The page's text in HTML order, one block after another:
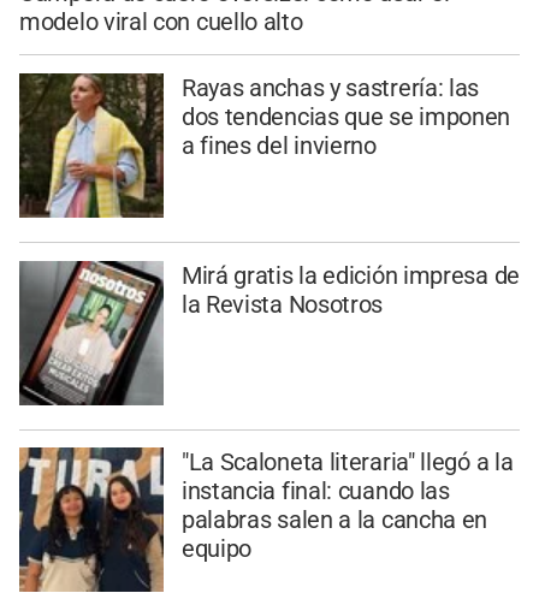
modelo viral con cuello alto
Rayas anchas y sastrería: las
dos tendencias que se imponen
a fines del invierno
Mirá gratis la edición impresa de
la Revista Nosotros
"La Scaloneta literaria" llegó a la
instancia final: cuando las
palabras salen a la cancha en
equipo